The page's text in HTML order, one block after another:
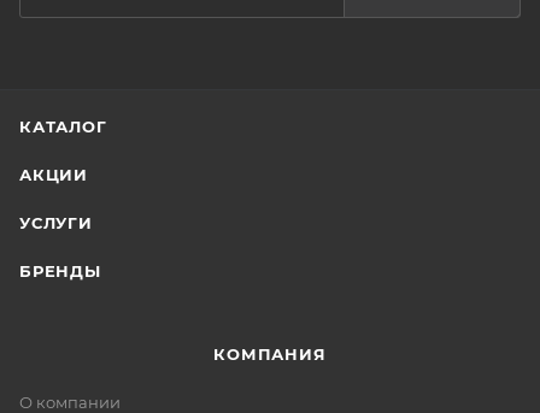
КАТАЛОГ
АКЦИИ
УСЛУГИ
БРЕНДЫ
КОМПАНИЯ
О компании